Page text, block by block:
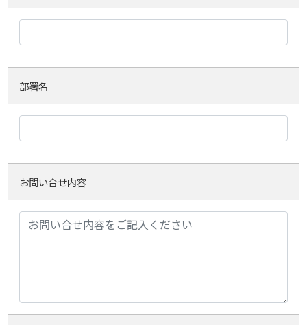
部署名
お問い合せ内容